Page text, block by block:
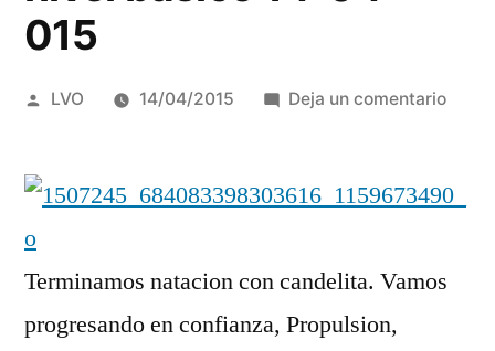
015
Publicado
LVO 14/04/2015 Deja un comentarioen
nivel
04-
Terminamos natacion con candelita. Vamos
progresando en confianza, Propulsion,